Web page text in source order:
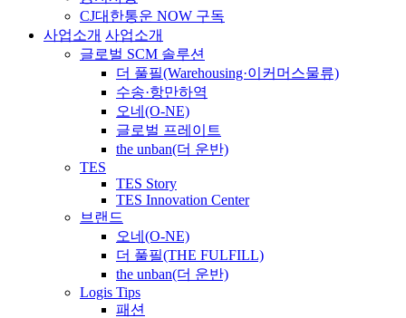
CJ대한통운 NOW 구독
사업소개 사업소개
글로벌 SCM 솔루션
더 풀필(Warehousing·이커머스물류)
수송·항만하역
오네(O-NE)
글로벌 프레이트
the unban(더 운반)
TES
TES Story
TES Innovation Center
브랜드
오네(O-NE)
더 풀필(THE FULFILL)
the unban(더 운반)
Logis Tips
패션